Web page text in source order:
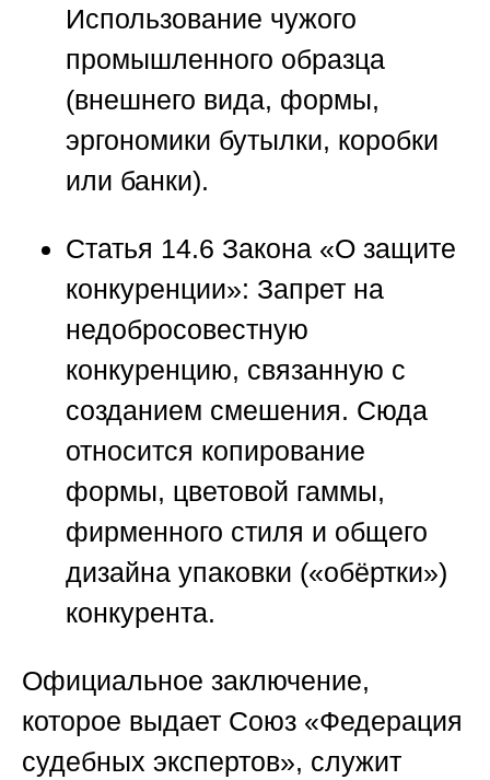
Использование чужого
промышленного образца
(внешнего вида, формы,
эргономики бутылки, коробки
или банки).
Статья 14.6 Закона «О защите
конкуренции»: Запрет на
недобросовестную
конкуренцию, связанную с
созданием смешения. Сюда
относится копирование
формы, цветовой гаммы,
фирменного стиля и общего
дизайна упаковки («обёртки»)
конкурента.
Официальное заключение,
которое выдает Союз «Федерация
судебных экспертов», служит